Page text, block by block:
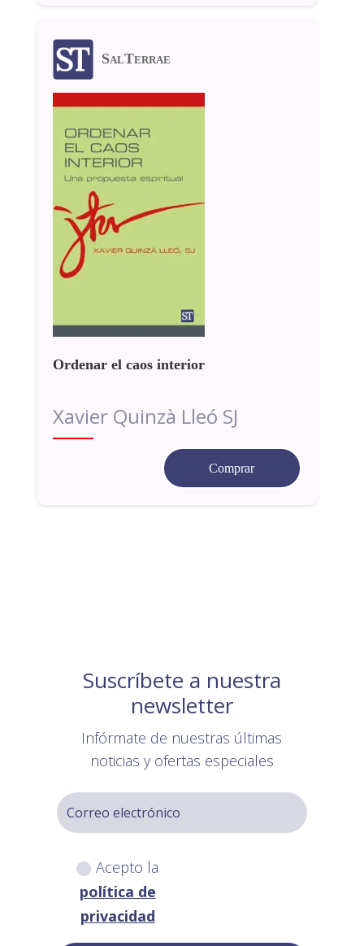
SalTerrae
Ordenar el caos interior
Xavier Quinzà Lleó SJ
Comprar
Suscríbete a nuestra
newsletter
Infórmate de nuestras últimas
noticias y ofertas especiales
Acepto la
política de
privacidad